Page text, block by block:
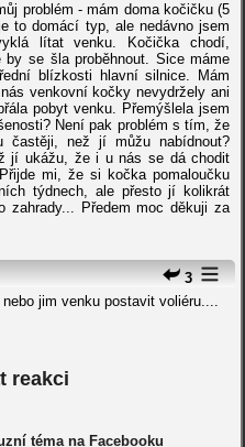
problém - mám doma kočičku (5
to domácí typ, ale nedávno jsem
lítat venku. Kočička chodí,
se šla proběhnout. Sice máme
blízkosti hlavní silnice. Mám
venkovní kočky nevydržely ani
pobyt venku. Přemýšlela jsem
Není pak problém s tím, že
častěji, než jí můžu nabídnout?
jí ukážu, že i u nás se dá chodit
mi, že si kočka pomaloučku
týdnech, ale přesto jí kolikrát
zahrady... Předem moc děkuji za
3
jim venku postavit voliéru....
reakci
téma na Facebooku